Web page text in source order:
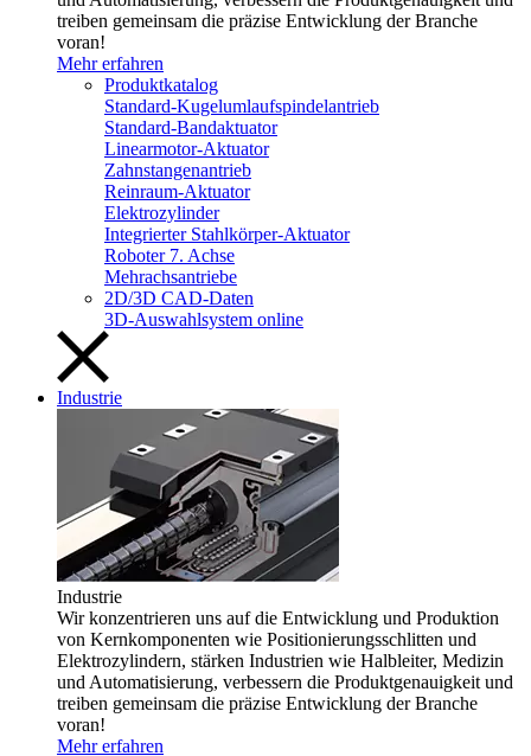
treiben gemeinsam die präzise Entwicklung der Branche
voran!
Mehr erfahren
Produktkatalog
Standard-Kugelumlaufspindelantrieb
Standard-Bandaktuator
Linearmotor-Aktuator
Zahnstangenantrieb
Reinraum-Aktuator
Elektrozylinder
Integrierter Stahlkörper-Aktuator
Roboter 7. Achse
Mehrachsantriebe
2D/3D CAD-Daten
3D-Auswahlsystem online
Industrie
Industrie
Wir konzentrieren uns auf die Entwicklung und Produktion
von Kernkomponenten wie Positionierungsschlitten und
Elektrozylindern, stärken Industrien wie Halbleiter, Medizin
und Automatisierung, verbessern die Produktgenauigkeit und
treiben gemeinsam die präzise Entwicklung der Branche
voran!
Mehr erfahren